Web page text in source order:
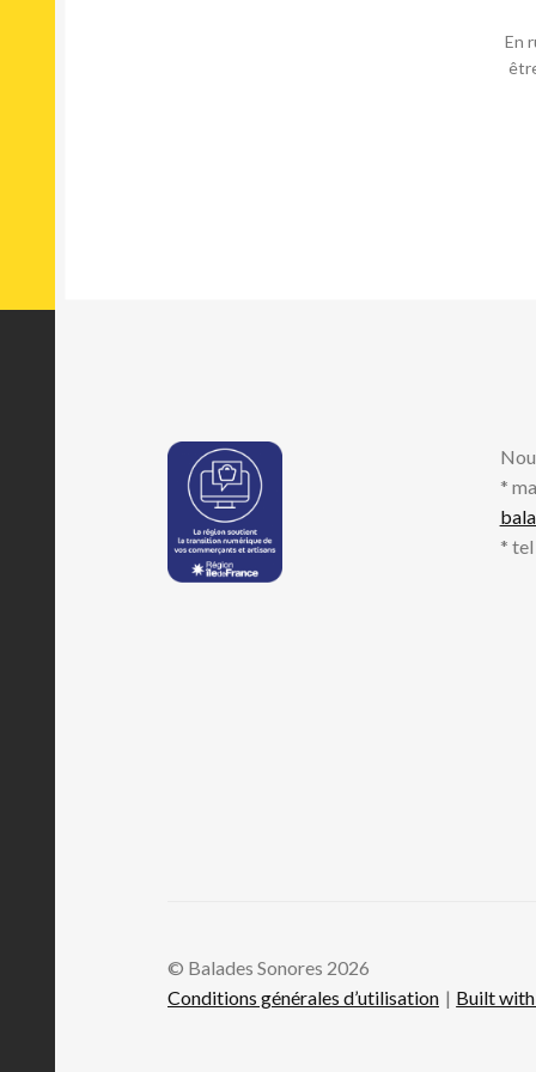
En
*
*
© Balades Sonores 2026
Conditions générales d’utilisation
Built